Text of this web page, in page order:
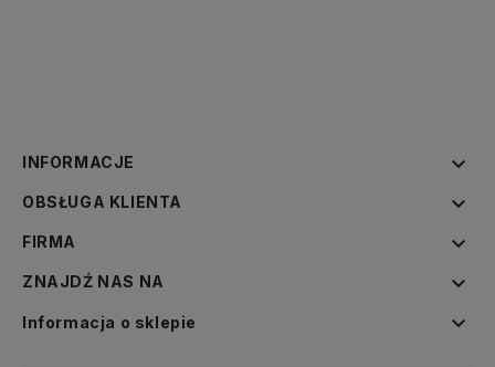
INFORMACJE 
OBSŁUGA KLIENTA 
FIRMA 
ZNAJDŹ NAS NA 
Informacja o sklepie 